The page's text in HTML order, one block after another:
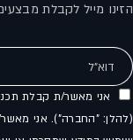
הזינו מייל לקבלת
דוא"ל
אני מאשר/ת קבלת